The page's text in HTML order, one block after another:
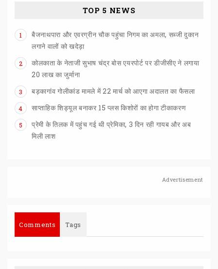
TOP 5 NEWS
1
बैजनाथपारा और एवरग्रीन चौक पहुंचा निगम का अमला, सब्जी दुकान
लगाने वालों को खदेड़ा
2
कोलकाता के नेताजी सुभाष चंद्र बोस एयरपोर्ट पर डीजीसीए ने लगाया
20 लाख का जुर्माना
3 बड़कागांव गोलीकांड मामले में22 मार्च कोआएगाअदालत का फैसला
4 साप्ताहिकशिड्यूलबनाकर 15 प्लसकिशोरों काहोगाटीकाकरण
5
प्रेमी के तिलक में पहुंच गई थी प्रेमिका, 3 दिन रही गायब और अब
मिली लाश
Advertisement
Comments Tags